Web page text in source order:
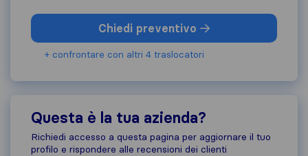
Chiedi preventivo
+ confrontare con altri 4 traslocatori
Questa è la tua azienda?
Richiedi accesso a questa pagina per aggiornare il tuo
profilo e rispondere alle recensioni dei clienti